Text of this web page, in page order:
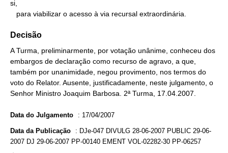
si,
   para viabilizar o acesso à via recursal extraordinária.
Decisão
A Turma, preliminarmente, por votação unânime, conheceu dos
embargos de declaração como recurso de agravo, a que,
também por unanimidade, negou provimento, nos termos do
voto do Relator. Ausente, justificadamente, neste julgamento, o
Senhor Ministro Joaquim Barbosa. 2ª Turma, 17.04.2007.
Data do Julgamento : 17/04/2007
Data da Publicação : DJe-047 DIVULG 28-06-2007 PUBLIC 29-06-
2007 DJ 29-06-2007 PP-00140 EMENT VOL-02282-30 PP-06257